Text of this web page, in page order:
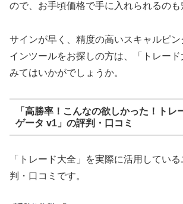
ので、お手頃価格で手に入れられるのも
サインが早く、精度の高いスキャルピ
インツールをお探しの方は、「トレー
みてはいかがでしょうか。
「高勝率！こんなの欲しかった！トレ
ゲータ v1」の評判・口コミ
「トレード大全」を実際に活用してい
判・口コミです。